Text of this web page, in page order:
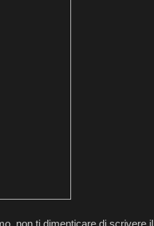
non ti dimenticare di scrivere il